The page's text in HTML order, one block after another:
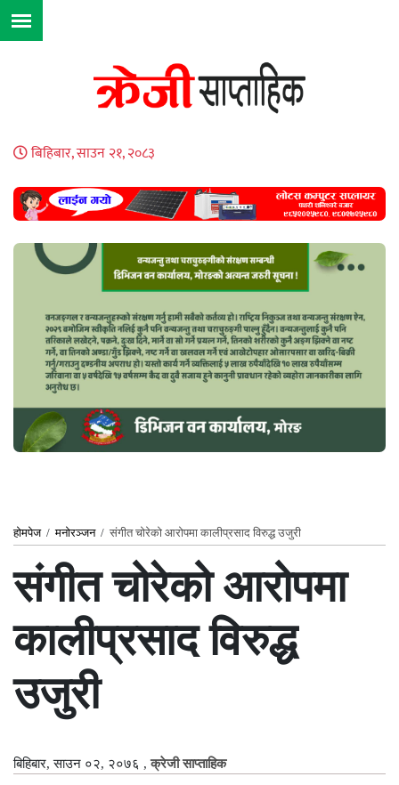
बिहिबार, साउन २१, २०८३
होमपेज/मनोरञ्जन/ संगीत चोरेको आरोपमा कालीप्रसाद विरुद्ध उजुरी
संगीत चोरेको आरोपमा
कालीप्रसाद विरुद्ध
उजुरी
बिहिबार, साउन ०२, २०७६ ,क्रेजी साप्ताहिक